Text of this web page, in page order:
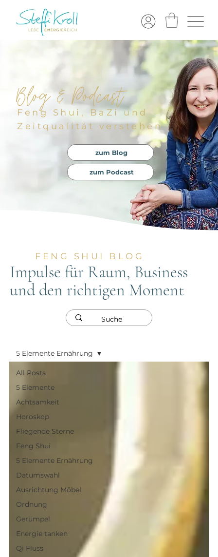
Blog & Podcast
Feng Shui, BaZi und
Zeitqualität verstehen
zum Blog
zum Podcast
FENG SHUI BLOG
Impulse für Raum, Business
und den richtigen Moment
All Posts
5 Elemente
Achtsamkeit
Horoskop
Fliegende Sterne
Feng Shui
5 Elemente Ernährung
Datumswahl
Ausrichtung Möbel
Ordnung
Gerümpel
Energie tanken
Qi Fluss
5 Elemente Ernährung